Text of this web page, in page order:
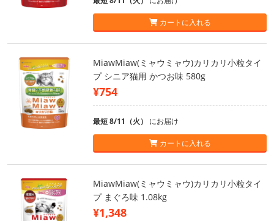
カートに入れる
MiawMiaw(ミャウミャウ)カリカリ小粒タイ
プ シニア猫用 かつお味 580g
¥754
最短 8/11（火） にお届け
カートに入れる
MiawMiaw(ミャウミャウ)カリカリ小粒タイ
プ まぐろ味 1.08kg
¥1,348